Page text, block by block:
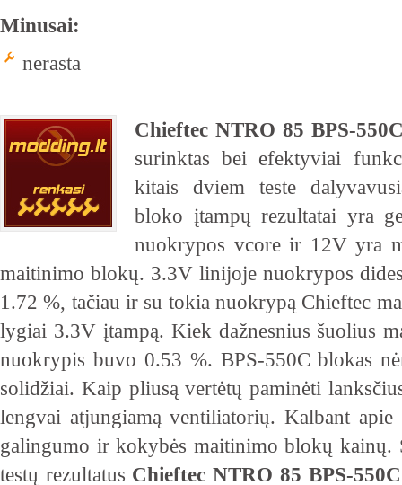
Minusai:
nerasta
Chieftec NTRO 85 BPS-
surinktas bei efektyviai
kitais dviem teste
bloko įtampų rezultatai yra
nuokrypos vcore ir 12V yra
maitinimo blokų. 3.3V linijoje nuokrypos
1.72 %, tačiau ir su tokia nuokrypą Chieftec
lygiai 3.3V įtampą. Kiek dažnesnius šuolius
nuokrypis buvo 0.53 %. BPS-550C blokas
solidžiai. Kaip pliusą vertėtų paminėti
lengvai atjungiamą ventiliatorių. Kalbant
galingumo ir kokybės maitinimo blokų kainų.
testų rezultatus Chieftec NTRO 85 BPS-550C